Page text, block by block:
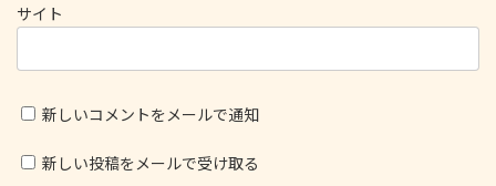
サイト
新しいコメントをメールで通知
新しい投稿をメールで受け取る